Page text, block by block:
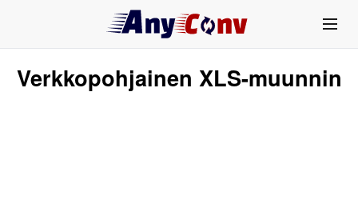
Verkkopohjainen XLS-muunnin